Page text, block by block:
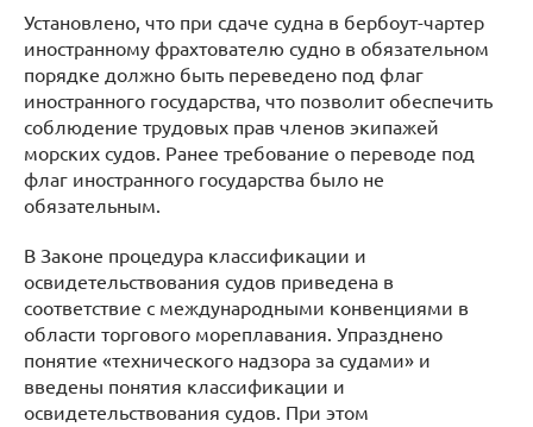
Установлено, что при сдаче судна в бербоут-чартер
иностранному фрахтователю судно в обязательном
порядке должно быть переведено под флаг
иностранного государства, что позволит обеспечить
соблюдение трудовых прав членов экипажей
морских судов. Ранее требование о переводе под
флаг иностранного государства было не
обязательным.
В Законе процедура классификации и
освидетельствования судов приведена в
соответствие с международными конвенциями в
области торгового мореплавания. Упразднено
понятие «технического надзора за судами» и
введены понятия классификации и
освидетельствования судов. При этом